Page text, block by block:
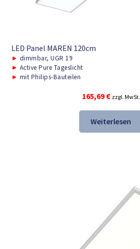
LED Panel MAREN 120cm
► dimmbar, UGR 19
► Active Pure Tageslicht
► mit Philips-Bauteilen
165,69€ zzgl. MwSt.
Weiterlesen